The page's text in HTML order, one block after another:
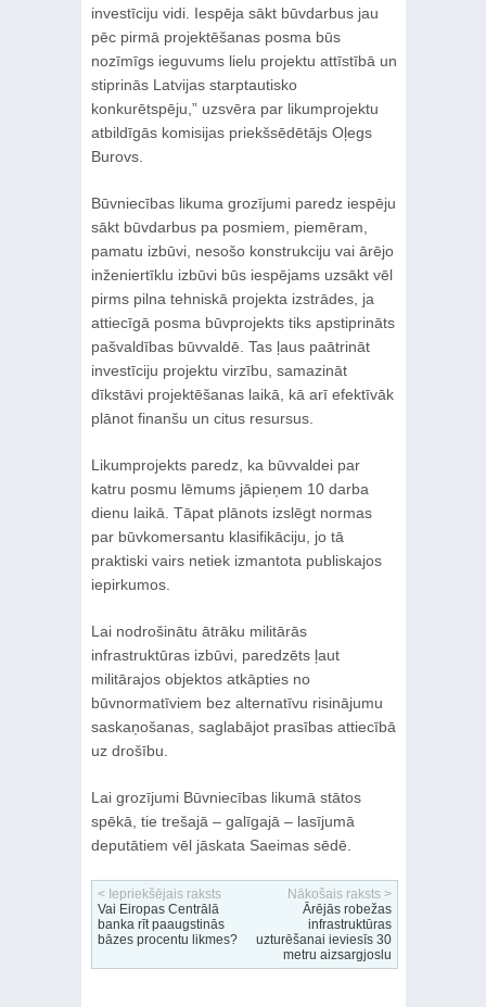
investīciju vidi. Iespēja sākt būvdarbus jau
pēc pirmā projektēšanas posma būs
nozīmīgs ieguvums lielu projektu attīstībā un
stiprinās Latvijas starptautisko
konkurētspēju,” uzsvēra par likumprojektu
atbildīgās komisijas priekšsēdētājs Oļegs
Burovs.
Būvniecības likuma grozījumi paredz iespēju
sākt būvdarbus pa posmiem, piemēram,
pamatu izbūvi, nesošo konstrukciju vai ārējo
inženiertīklu izbūvi būs iespējams uzsākt vēl
pirms pilna tehniskā projekta izstrādes, ja
attiecīgā posma būvprojekts tiks apstiprināts
pašvaldības būvvaldē. Tas ļaus paātrināt
investīciju projektu virzību, samazināt
dīkstāvi projektēšanas laikā, kā arī efektīvāk
plānot finanšu un citus resursus.
Likumprojekts paredz, ka būvvaldei par
katru posmu lēmums jāpieņem 10 darba
dienu laikā. Tāpat plānots izslēgt normas
par būvkomersantu klasifikāciju, jo tā
praktiski vairs netiek izmantota publiskajos
iepirkumos.
Lai nodrošinātu ātrāku militārās
infrastruktūras izbūvi, paredzēts ļaut
militārajos objektos atkāpties no
būvnormatīviem bez alternatīvu risinājumu
saskaņošanas, saglabājot prasības attiecībā
uz drošību.
Lai grozījumi Būvniecības likumā stātos
spēkā, tie trešajā – galīgajā – lasījumā
deputātiem vēl jāskata Saeimas sēdē.
< Iepriekšējais raksts
Vai Eiropas Centrālā
banka rīt paaugstinās
bāzes procentu likmes?
Nākošais raksts >
Ārējās robežas
infrastruktūras
uzturēšanai ieviesīs 30
metru aizsargjoslu